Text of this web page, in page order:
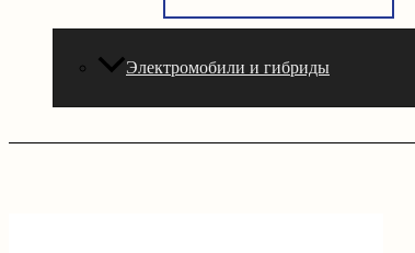
Электромобили и гибриды